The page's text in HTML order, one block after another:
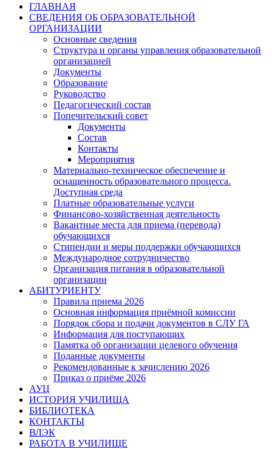
ГЛАВНАЯ
СВЕДЕНИЯ ОБ ОБРАЗОВАТЕЛЬНОЙ
ОРГАНИЗАЦИИ
Основные сведения
Структура и органы управления образовательной
организацией
Документы
Образование
Руководство
Педагогический состав
Попечительский совет
Документы
Состав
Контакты
Мероприятия
Материально-техническое обеспечение и
оснащенность образовательного процесса.
Доступная среда
Платные образовательные услуги
Финансово-хозяйственная деятельность
Вакантные места для приема (перевода)
обучающихся
Стипендии и меры поддержки обучающихся
Международное сотрудничество
Организация питания в образовательной
организации
АБИТУРИЕНТУ
Правила приема 2026
Основная информация приёмной комиссии
Порядок сбора и подачи документов в СЛУ ГА
Информация для поступающих
Памятка об организации целевого обучения
Поданные документы
Рекомендованные к зачислению 2026
Приказ о приёме 2026
АУЦ
ИСТОРИЯ УЧИЛИЩА
БИБЛИОТЕКА
КОНТАКТЫ
ВЛЭК
РАБОТА В УЧИЛИЩЕ